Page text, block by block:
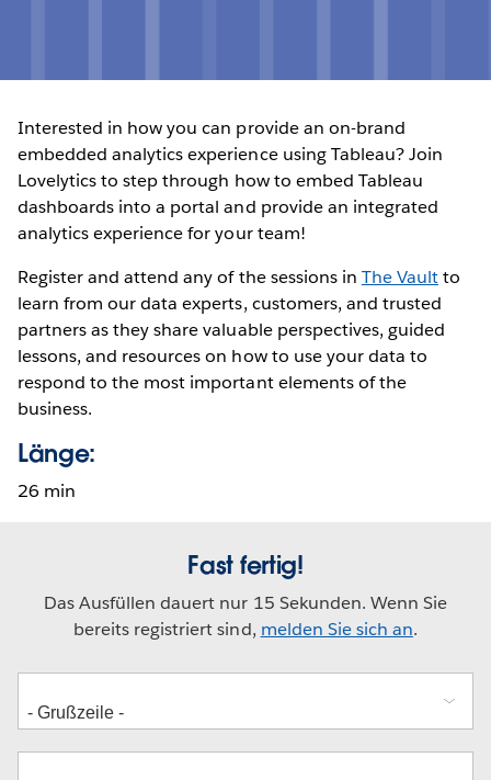
Interested in how you can provide an on-brand
embedded analytics experience using Tableau? Join
Lovelytics to step through how to embed Tableau
dashboards into a portal and provide an integrated
analytics experience for your team!
Register and attend any of the sessions in The Vaultto
learn from our data experts, customers, and trusted
partners as they share valuable perspectives, guided
lessons, and resources on how to use your data to
respond to the most important elements of the
business.
Länge:
26 min
Fast fertig!
Das Ausfüllen dauert nur 15 Sekunden. Wenn Sie
bereits registriert sind, melden Sie sich an.